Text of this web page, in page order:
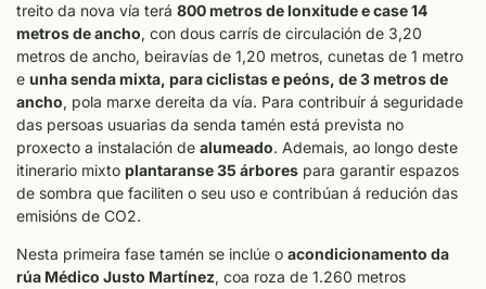
treito da nova vía terá 800 metros de lonxitude e case 14
metros de ancho, con dous carrís de circulación de 3,20
metros de ancho, beiravías de 1,20 metros, cunetas de 1 metro
e unha senda mixta, para ciclistas e peóns, de 3 metros de
ancho, pola marxe dereita da vía. Para contribuír á seguridade
das persoas usuarias da senda tamén está prevista no
proxecto a instalación de alumeado. Ademais, ao longo deste
itinerario mixto plantaranse 35 árbores para garantir espazos
de sombra que faciliten o seu uso e contribúan á redución das
emisións de CO2.
Nesta primeira fase tamén se inclúe o acondicionamento da
rúa Médico Justo Martínez, coa roza de 1.260 metros